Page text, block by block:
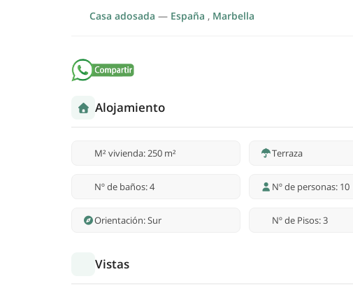
Casa adosada — España , Marbella
Alojamiento
M² vivienda: 250 m² Terraza
Nº de baños: 4 Nº de personas: 10
Orientación: Sur Nº de Pisos: 3
Vistas